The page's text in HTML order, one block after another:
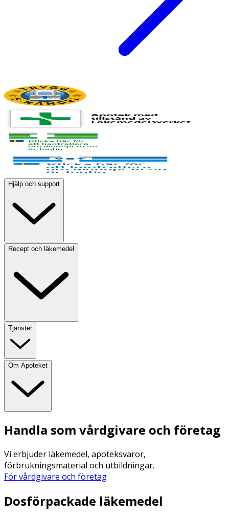
Hjälp och support
Recept och läkemedel
Tjänster
Om Apoteket
Handla som vårdgivare och företag
Vi erbjuder läkemedel, apoteksvaror,
förbrukningsmaterial och utbildningar.
För vårdgivare och företag
Dosförpackade läkemedel